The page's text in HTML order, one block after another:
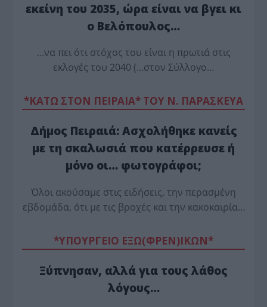
εκείνη του 2035, ώρα είναι να βγει κι
ο Βελόπουλος…
…να πει ότι στόχος του είναι η πρωτιά στις
εκλογές του 2040 (…στον Σύλλογο…
*ΚΑΤΩ ΣΤΟΝ ΠΕΙΡΑΙΑ* ΤΟΥ Ν. ΠΑΡΑΣΚΕΥΑ
Δήμος Πειραιά: Ασχολήθηκε κανείς
με τη σκαλωσιά που κατέρρευσε ή
μόνο οι… φωτογράφοι;
Όλοι ακούσαμε στις ειδήσεις, την περασμένη
εβδομάδα, ότι με τις βροχές και την κακοκαιρία…
*ΥΠΟΥΡΓΕΙΟ ΕΞΩ(ΦΡΕΝ)ΙΚΩΝ*
Ξύπνησαν, αλλά για τους λάθος
λόγους…